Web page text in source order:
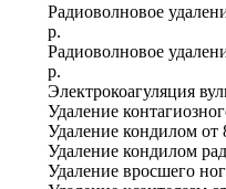
Радиоволновое
р.
Радиоволновое
р.
Электрокоагуляция
Удаление
Удаление кондилом от
Удаление кондилом
Удаление вросшего